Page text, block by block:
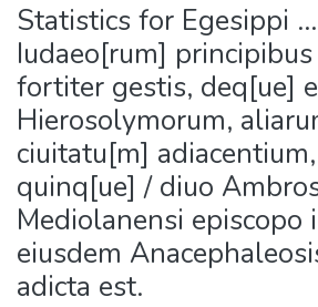
All of DSpace
Statistics for Egesippi
Iudaeo[rum]
fortiter gestis, deq[ue]
Hierosolymorum,
ciuitatu[m]
quinq[ue] / diuo
Mediolanensi episcopo
eiusdem
adicta est.